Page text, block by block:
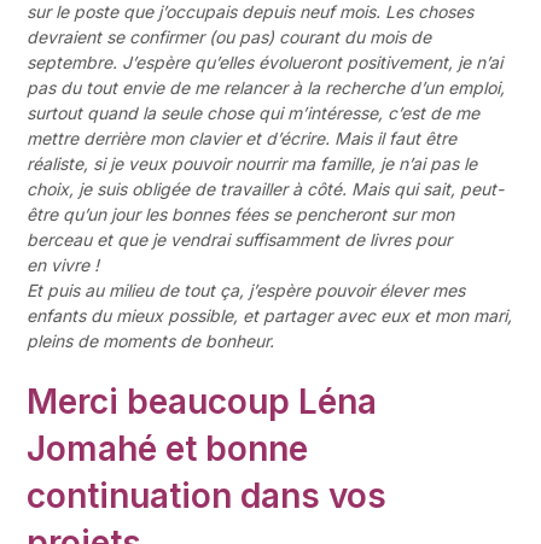
sur le poste que j’occupais depuis neuf mois. Les choses
devraient se confirmer (ou pas) courant du mois de
septembre. J’espère qu’elles évolueront positivement, je n’ai
pas du tout envie de me relancer à la recherche d’un emploi,
surtout quand la seule chose qui m’intéresse, c’est de me
mettre derrière mon clavier et d’écrire. Mais il faut être
réaliste, si je veux pouvoir nourrir ma famille, je n’ai pas le
choix, je suis obligée de travailler à côté. Mais qui sait, peut-
être qu’un jour les bonnes fées se pencheront sur mon
berceau et que je vendrai suffisamment de livres pour
en vivre !
Et puis au milieu de tout ça, j’espère pouvoir élever mes
enfants du mieux possible, et partager avec eux et mon mari,
pleins de moments de bonheur.
Merci beaucoup Léna
Jomahé et bonne
continuation dans vos